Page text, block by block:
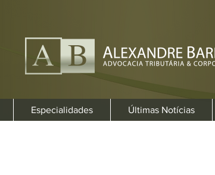
Especialidades Últimas Notícias